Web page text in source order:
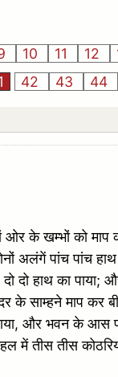
10 11 12
42 43 44
के खम्भों को माप
अलंगें पांच पांच
दो हाथ का पाया;
के साम्हने माप
और भवन के आस
में तीस तीस